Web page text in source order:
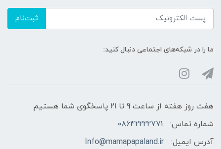
ثبت‌نام
ما را در شبکه‌های اجتماعی دنبال کنید:
هفت روز هفته از ساعت 9 تا 21 پاسخگوی شما هستیم
شماره تماس:
08642222771
آدرس ایمیل:
Info@mamapapaland.ir